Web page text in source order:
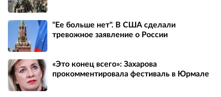
"Ее больше нет". В США сделали
тревожное заявление о России
«Это конец всего»: Захарова
прокомментировала фестиваль в Юрмале